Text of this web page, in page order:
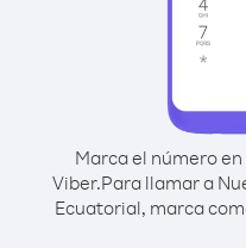
Marca el número
Viber.Para llamar a
Ecuatorial, marca